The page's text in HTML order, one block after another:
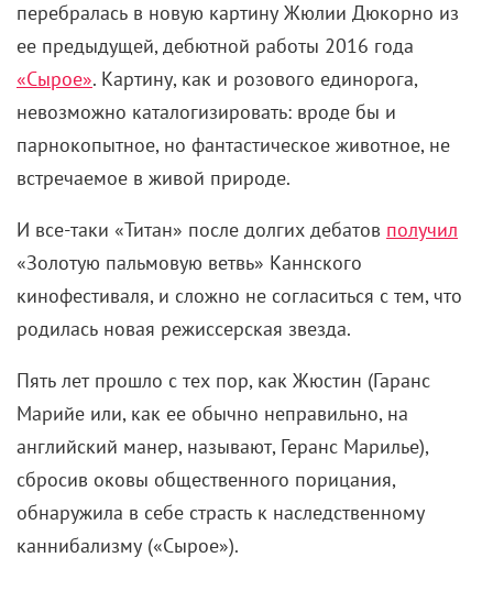
перебралась в новую картину Жюлии Дюкорно из
ее предыдущей, дебютной работы 2016 года
«Сырое». Картину, как и розового единорога,
невозможно каталогизировать: вроде бы и
парнокопытное, но фантастическое животное, не
встречаемое в живой природе.
И все-таки «Титан» после долгих дебатов получил
«Золотую пальмовую ветвь» Каннского
кинофестиваля, и сложно не согласиться с тем, что
родилась новая режиссерская звезда.
Пять лет прошло с тех пор, как Жюстин (Гаранс
Марийе или, как ее обычно неправильно, на
английский манер, называют, Геранс Марилье),
сбросив оковы общественного порицания,
обнаружила в себе страсть к наследственному
каннибализму («Сырое»).